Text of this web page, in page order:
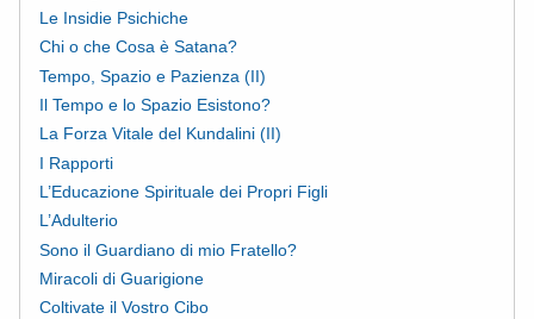
Le Insidie Psichiche
Chi o che Cosa è Satana?
Tempo, Spazio e Pazienza (II)
Il Tempo e lo Spazio Esistono?
La Forza Vitale del Kundalini (II)
I Rapporti
L’Educazione Spirituale dei Propri Figli
L’Adulterio
Sono il Guardiano di mio Fratello?
Miracoli di Guarigione
Coltivate il Vostro Cibo